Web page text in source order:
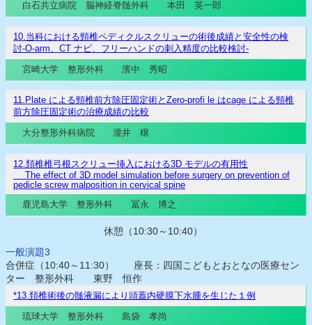
白石共立病院 脳神経脊髄外科 本田 英一郎
10.当科における頸椎ペディクルスクリューの術後成績と安全性の検
討-O-arm、CT ナビ、フリーハンドの刺入精度の比較検討-
宮崎大学 整形外科 濱中 秀昭
11.Plate による頸椎前方除圧固定術とZero-profi le はcage による頸椎
前方除圧固定術の治療成績の比較
大分整形外科病院 瀧井 穣
12.頚椎椎弓根スクリュー挿入における3D モデルの有用性
The effect of 3D model simulation before surgery on prevention of
pedicle screw malposition in cervical spine
鹿児島大学 整形外科 冨永 博之
休憩（10:30～10:40）
一般演題3
合併症（10:40～11:30） 座長：四国こどもとおとなの医療セン
ター 整形外科 東野 恒作
*13.頚椎術後の髄液漏により頭蓋内硬膜下水腫を生じた１例
琉球大学 整形外科 島袋 孝尚